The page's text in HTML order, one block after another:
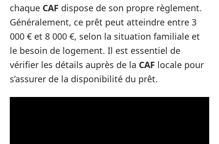
chaque CAF dispose de son propre règlement.
Généralement, ce prêt peut atteindre entre 3
000 € et 8 000 €, selon la situation familiale et
le besoin de logement. Il est essentiel de
vérifier les détails auprès de la CAF locale pour
s’assurer de la disponibilité du prêt.